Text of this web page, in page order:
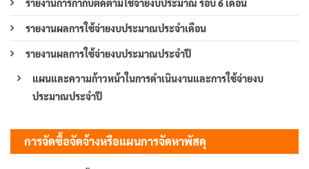
รายงานการกำกับติดตามใช้จ่ายงบประมาณ รอบ 6 เดือน
รายงานผลการใช้จ่ายงบประมาณประจำเดือน
รายงานผลการใช้จ่ายงบประมาณประจำปี
แผนและความก้าวหน้าในการดำเนินงานและการใช้จ่ายงบ
ประมาณประจำปี
การจัดซื้อจัดจ้างหรือแผนการจัดหาพัสดุ